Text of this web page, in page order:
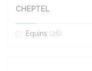
CHEPTEL
Equins (26)